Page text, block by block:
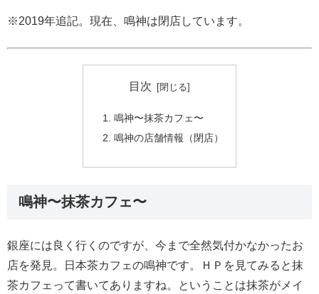
※2019年追記。現在、鳴神は閉店しています。
目次
鳴神〜抹茶カフェ〜
鳴神の店舗情報（閉店）
鳴神〜抹茶カフェ〜
銀座には良く行くのですが、今まで全然気付かなかったお
店を発見。日本茶カフェの鳴神です。ＨＰを見てみると抹
茶カフェって書いてありますね。ということは抹茶がメイ